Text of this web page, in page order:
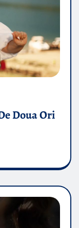
Doua Ori